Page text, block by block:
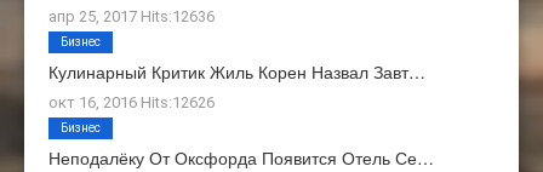
апр 25, 2017 Hits:12636
Кулинарный Критик Жиль Корен Назвал Завт…
окт 16, 2016 Hits:12626
Бизнес
Неподалёку От Оксфорда Появится Отель Се…
Бизнес